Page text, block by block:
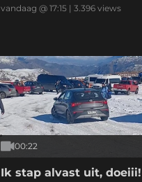
vandaag @ 17:15 |3.396 views
00:22
Ik stap alvast uit, doeiii!